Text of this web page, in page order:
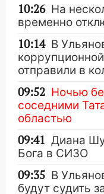
10:26 На
временно
10:14 В
отправили в
09:52 Ночью
соседними
областью
09:41 Диана
Бога в СИЗО
09:35 В
будут судить